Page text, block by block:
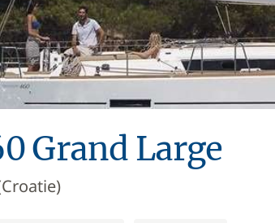
Grand Large